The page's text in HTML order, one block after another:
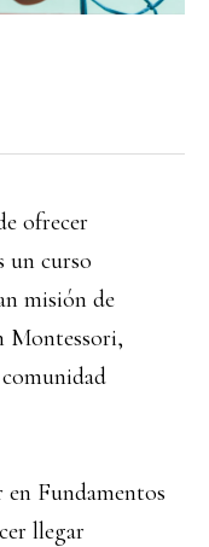
ofrecer
un curso
misión de
Montessori,
comunidad
Fundamentos
llegar